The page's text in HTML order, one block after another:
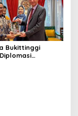
Bukittinggi
100 Tahun Jam